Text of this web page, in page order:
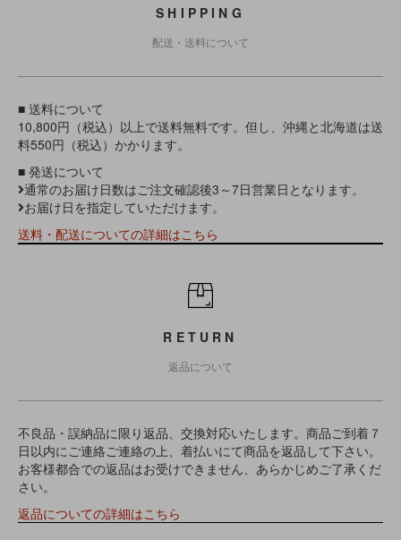
SHIPPING
配送・送料について
■ 送料について
10,800円（税込）以上で送料無料です。但し、沖縄と北海道は送
料550円（税込）かかります。
■ 発送について
通常のお届け日数はご注文確認後3～7日営業日となります。
お届け日を指定していただけます。
送料・配送についての詳細はこちら
RETURN
返品について
不良品・誤納品に限り返品、交換対応いたします。商品ご到着７
日以内にご連絡ご連絡の上、着払いにて商品を返品して下さい。
お客様都合での返品はお受けできません、あらかじめご了承くだ
さい。
返品についての詳細はこちら